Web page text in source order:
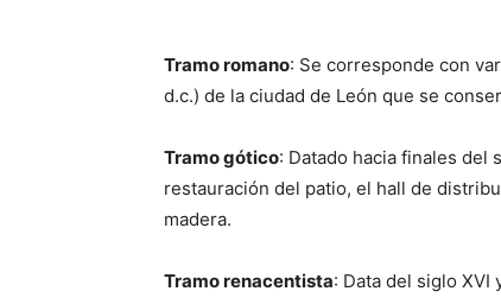
Tramo romano: Se corresponde con
d.c.) de la ciudad de León que se
Tramo gótico: Datado hacia finales del
restauración del patio, el hall de
madera.
Tramo renacentista: Data del siglo